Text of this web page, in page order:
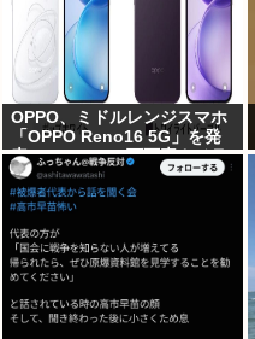
OPPO、ミドルレンジスマホ
「OPPO Reno16 5G」を発
表。4つの5000万画素カメラ
を搭載し、片手でも操作しや
すい小型モデルに